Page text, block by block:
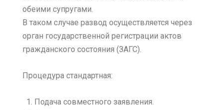
обеими супругами.
В таком случае развод осуществляется через
орган государственной регистрации актов
гражданского состояния (ЗАГС).
Процедура стандартная:
Подача совместного заявления.